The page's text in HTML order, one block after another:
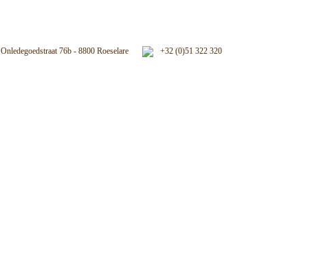
Onledegoedstraat 76b - 8800 Roeselare +32 (0)51 322 320